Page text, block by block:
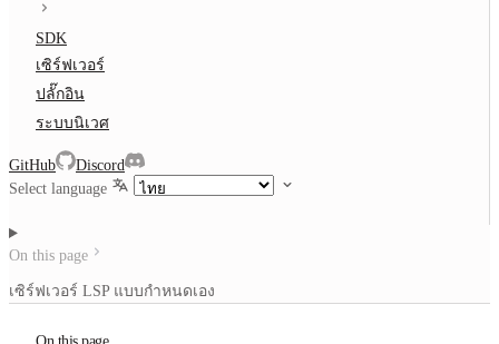
SDK
เซิร์ฟเวอร์
ปลั๊กอิน
ระบบนิเวศ
GitHub
Discord
Select language
On this page
เซิร์ฟเวอร์ LSP แบบกำหนดเอง